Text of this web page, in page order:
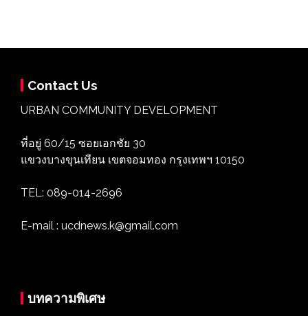
Contact Us
URBAN COMMUNITY DEVELOPMENT
ที่อยู่ 60/15 ซอยเอกชัย 30
แขวงบางขุนเทียน เขตจอมทอง กรุงเทพฯ 10150
TEL: 089-014-2696
E-mail : ucdnews.k@gmail.com
บทความพิเศษ